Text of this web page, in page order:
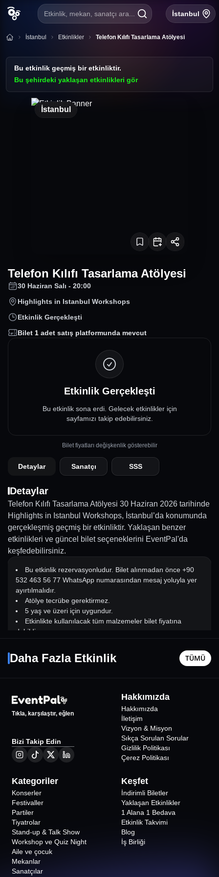
Etkinlik, mekan, sanatçı ara... İstanbul
İstanbul Etkinlikler Telefon Kılıfı Tasarlama Atölyesi
Bu etkinlik geçmiş bir etkinliktir.
Bu şehirdeki yaklaşan etkinlikleri gör
İstanbul
Telefon Kılıfı Tasarlama Atölyesi
30 Haziran Salı - 20:00
Highlights in Istanbul Workshops
Etkinlik Gerçekleşti
Bilet 1 adet satış platformunda mevcut
Etkinlik Gerçekleşti
Bu etkinlik sona erdi. Gelecek etkinlikler için
sayfamızı takip edebilirsiniz.
Bilet fiyatları değişkenlik gösterebilir
Detaylar Sanatçı SSS
Detaylar
Telefon Kılıfı Tasarlama Atölyesi 30 Haziran 2026 tarihinde
Highlights in Istanbul Workshops, İstanbul’da konumunda
gerçekleşmiş geçmiş bir etkinliktir. Yaklaşan benzer
etkinlikleri ve güncel bilet seçeneklerini EventPal'da
keşfedebilirsiniz.
Bu etkinlik rezervasyonludur. Bilet alınmadan önce +90
532 463 56 77 WhatsApp numarasından mesaj yoluyla yer
ayırtılmalıdır.
Atölye tecrübe gerektirmez.
5 yaş ve üzeri için uygundur.
Etkinlikte kullanılacak tüm malzemeler bilet fiyatına
dahildir.
Etkinliğe gecikme süresi 15 dakikadır. 15 dakikadan
Daha Fazla Etkinlik TÜMÜ
İstanbul
Jolly Joker Atakent Tema
26 Eylül
İstanbul
Tıkla, karşılaştır, eğlen
Bizi Takip Edin
Hakkımızda
Hakkımızda
İletişim
Vizyon & Misyon
Sıkça Sorulan Sorular
Gizlilik Politikası
Çerez Politikası
Kategoriler
Konserler
Festivaller
Partiler
Tiyatrolar
Stand-up & Talk Show
Workshop ve Quiz Night
Aile ve çocuk
Mekanlar
Sanatçılar
Keşfet
İndirimli Biletler
Yaklaşan Etkinlikler
1 Alana 1 Bedava
Etkinlik Takvimi
Blog
İş Birliği